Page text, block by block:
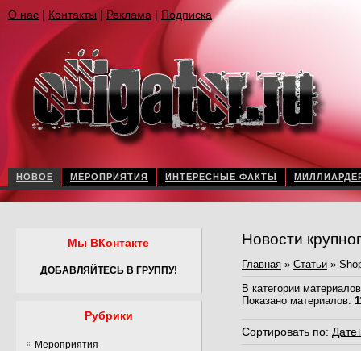
О нас | Контакты | Реклама | Подписка
НОВОЕ МЕРОПРИЯТИЯ ИНТЕРЕСНЫЕ ФАКТЫ
Мы ВКонтакте
ДОБАВЛЯЙТЕСЬ В ГРУППУ!
Рубрики
Мероприятия
Новости
Главная » Статьи »
В категории материалов
Показано материалов:
Сортировать по: Дате